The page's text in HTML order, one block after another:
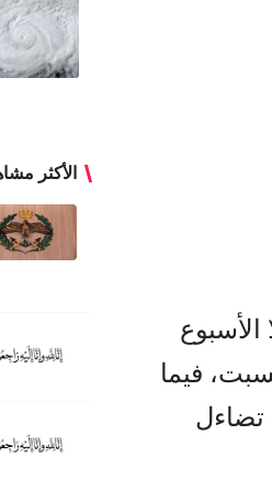
السبت، فيما
تضاءل
الأكثر